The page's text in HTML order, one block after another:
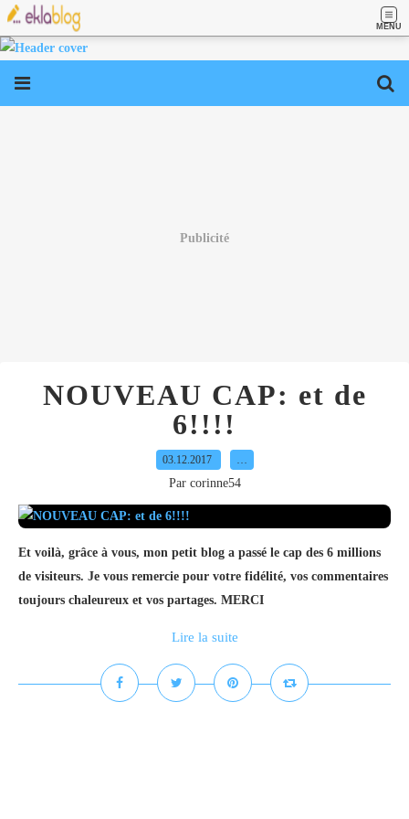
MENU
Publicité
NOUVEAU CAP: et de
6!!!!
03.12.2017 …
Par corinne54
Et voilà, grâce à vous, mon petit blog a passé le cap des 6 millions
de visiteurs. Je vous remercie pour votre fidélité, vos commentaires
toujours chaleureux et vos partages. MERCI
Lire la suite